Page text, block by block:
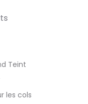
Teint
les cols